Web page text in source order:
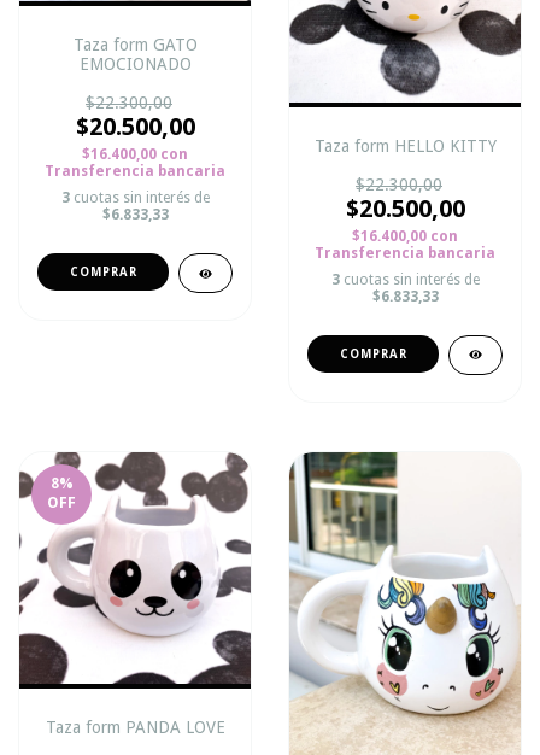
Taza form GATO
EMOCIONADO
$22.300,00
$20.500,00
$16.400,00 con
Transferencia bancaria
3 cuotas sin interés de
$6.833,33
Taza form HELLO KITTY
$22.300,00
$20.500,00
$16.400,00 con
Transferencia bancaria
3 cuotas sin interés de
$6.833,33
8%
OFF
Taza form PANDA LOVE